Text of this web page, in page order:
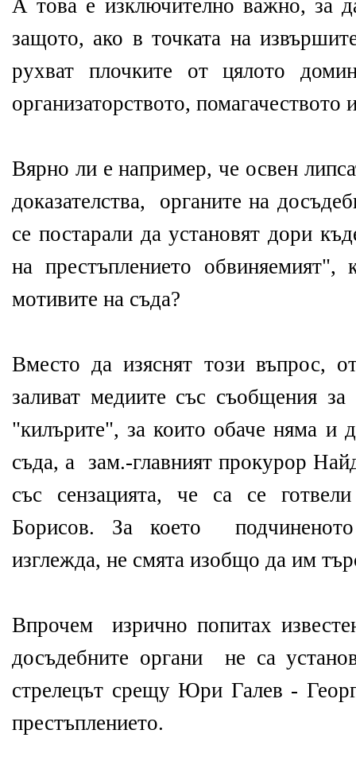
А това е изключително важно, за
защото, ако в точката на
рухват плочките от цялото
организаторството, помагачеството
Вярно ли е например, че освен
доказателства, органите на
се постарали да установят дори
на престъплението
мотивите на съда?
Вместо да изяснят този въпрос,
заливат медиите със съобщения
"килърите", за които обаче няма и
съда, а зам.-главният прокурор
със сензацията, че са се
Борисов. За което
изглежда, не смята изобщо да им
Впрочем изрично попитах
досъдебните органи не са
стрелецът срещу Юри Галев -
престъплението.